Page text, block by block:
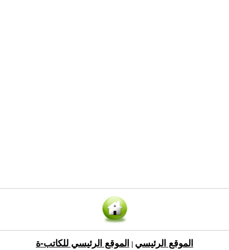
الموقع الرئيسي الموقع الرئيسي للكاتب-ة